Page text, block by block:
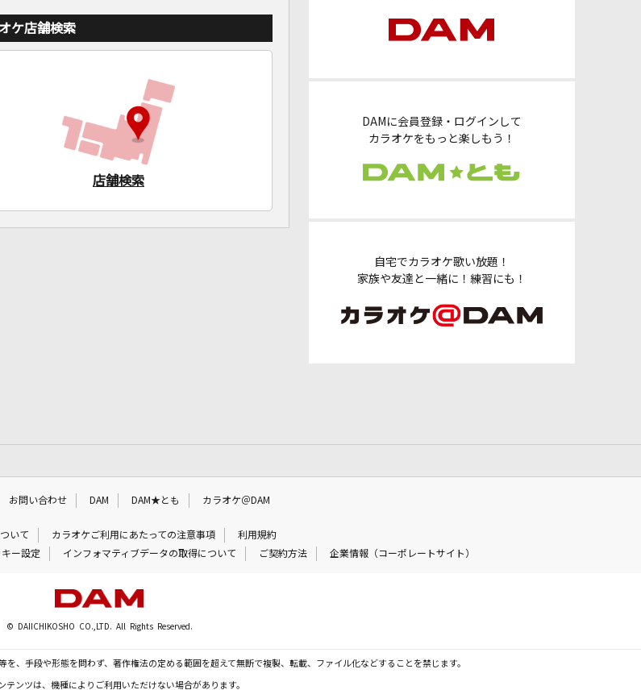
DAMに会員登録・ログインして
カラオケをもっと楽しもう！
自宅でカラオケ歌い放題！
家族や友達と一緒に！練習にも！
ケ店舗検索
店舗検索
お問い合わせ DAM DAM★とも カラオケ＠DAM
いて カラオケご利用にあたっての注意事項
利用規約
キー設定 インフォマティブデータの取得について ご契約方法 企業情報（コーポレートサイト）
© DAIICHIKOSHO CO.,LTD. All Rights Reserved.
、手段や形態を問わず、著作権法の定める範囲を超えて無断で複製、転載、ファイル化などすることを禁じます。
テンツは、機種によりご利用いただけない場合があります。